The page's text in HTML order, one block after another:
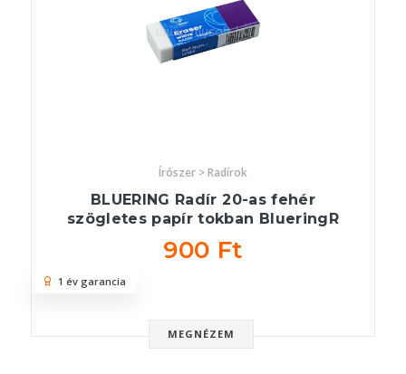
Írószer > Radírok
BLUERING Radír 20-as fehér
szögletes papír tokban BlueringR
900 Ft
MEGNÉZEM
1 év garancia